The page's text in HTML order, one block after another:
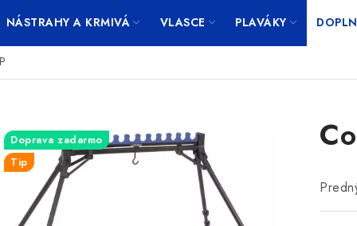
NÁSTRAHY A KRMIVÁ VLASCE PLAVÁKY
Doprava zadarmo
Tip